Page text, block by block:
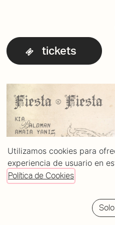
tickets
Utilizamos cookies para
experiencia de usuario en
Política de Cookies